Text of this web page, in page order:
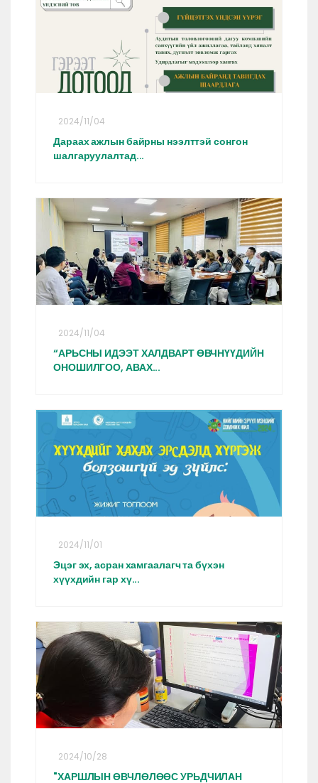
2024/11/04
Дараах ажлын байрны нээлттэй сонгон
шалгаруулалтад...
2024/11/04
“АРЬСНЫ ИДЭЭТ ХАЛДВАРТ ӨВЧНҮҮДИЙН
ОНОШИЛГОО, АВАХ...
2024/11/01
Эцэг эх, асран хамгаалагч та бүхэн
хүүхдийн гар хү...
2024/10/28
"ХАРШЛЫН ӨВЧЛӨЛӨӨС УРЬДЧИЛАН